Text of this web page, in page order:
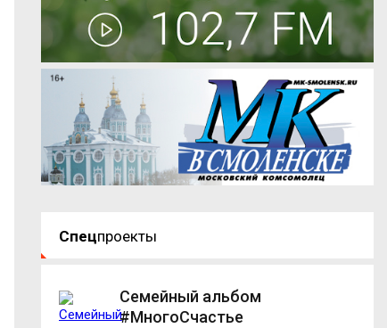
Спецпроекты
Семейный альбом
#МногоСчастье